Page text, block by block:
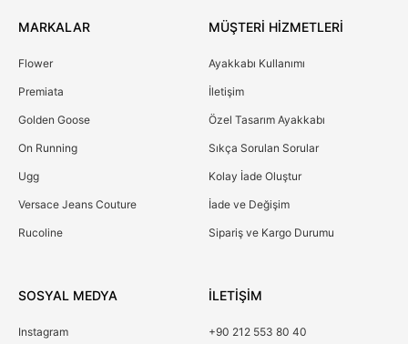
MARKALAR
Flower
Premiata
Golden Goose
On Running
Ugg
Versace Jeans Couture
Rucoline
MÜŞTERİ HİZMETLERİ
Ayakkabı Kullanımı
İletişim
Özel Tasarım Ayakkabı
Sıkça Sorulan Sorular
Kolay İade Oluştur
İade ve Değişim
Sipariş ve Kargo Durumu
SOSYAL MEDYA
Instagram
İLETİŞİM
+90 212 553 80 40